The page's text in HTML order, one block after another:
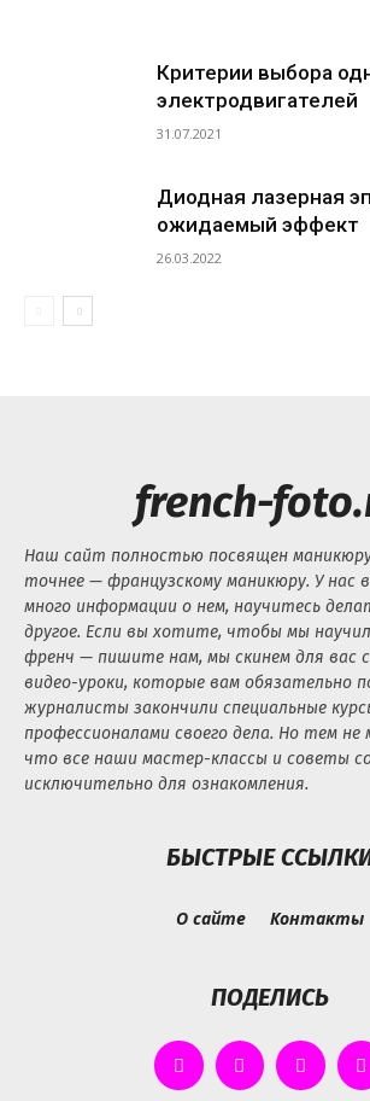
Критерии выбора
электродвигателей
31.07.2021
Диодная лазерная
ожидаемый эффект
26.03.2022
french-
Наш сайт полностью посвящен
точнее — французскому маникюру. У нас
много информации о нем, научитесь
другое. Если вы хотите, чтобы мы
френч — пишите нам, мы скинем для вас
видео-уроки, которые вам обязательно
журналисты закончили специальные
профессионалами своего дела. Но тем не
что все наши мастер-классы и советы
исключительно для ознакомления.
БЫСТРЫЕ
О сайте Контакты
ПОДЕЛИСЬ